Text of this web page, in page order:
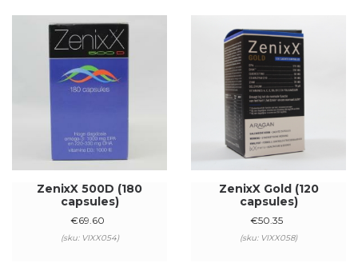
ZenixX 500D (180
capsules)
€69.60
(sku: VIXX054)
ZenixX Gold (120
capsules)
€50.35
(sku: VIXX058)